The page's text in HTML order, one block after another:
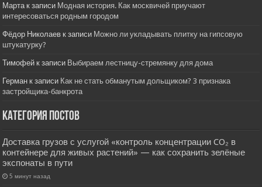
Мартак записи Модная история. Как москвичей приучают
интересоваться родным городом
Фёдор Николаев к записи Можно ли укладывать плитку на гипсовую
штукатурку?
Тимофей к записи Выбираем лестницу-стремянку для дома
Герман к записи Как не стать обманутым дольщиком? 3 признака
застройщика-банкрота
Категория постов
Доставка грузов с услугой «контроль концентрации CO₂ в
контейнере для живых растений» — как сохранить зелёные
экспонаты в пути
5 минут назад